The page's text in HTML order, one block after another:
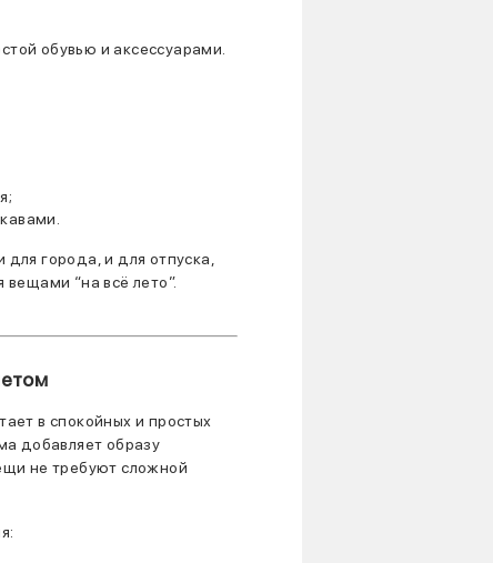
обувью и аксессуарами.
города, и для отпуска,
вещами “на всё лето”.
в спокойных и простых
добавляет образу
не требуют сложной